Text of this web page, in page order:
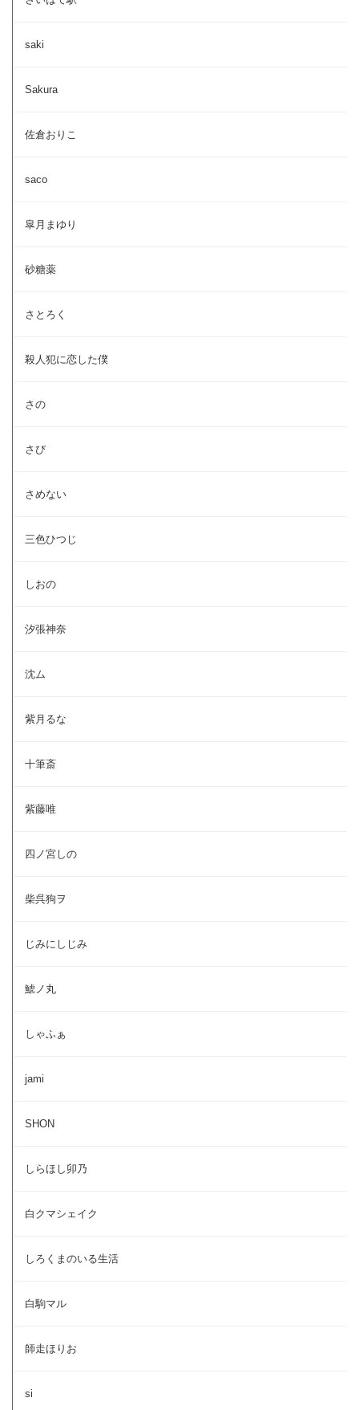
saki
Sakura
佐倉おりこ
saco
皐月まゆり
砂糖薬
さとろく
殺人犯に恋した僕
さの
さび
さめない
三色ひつじ
しおの
汐張神奈
沈ム
紫月るな
十筆斎
紫藤唯
四ノ宮しの
柴呉狗ヲ
じみにしじみ
鯱ノ丸
しゃふぁ
jami
SHON
しらほし卯乃
白クマシェイク
しろくまのいる生活
白駒マル
師走ほりお
si